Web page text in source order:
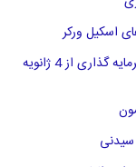
اسکیل ورکر
برنامه اسپانسری ایالت ویکتوریا برای ویزاهای سرمایه گذاری از 4 ژانویه